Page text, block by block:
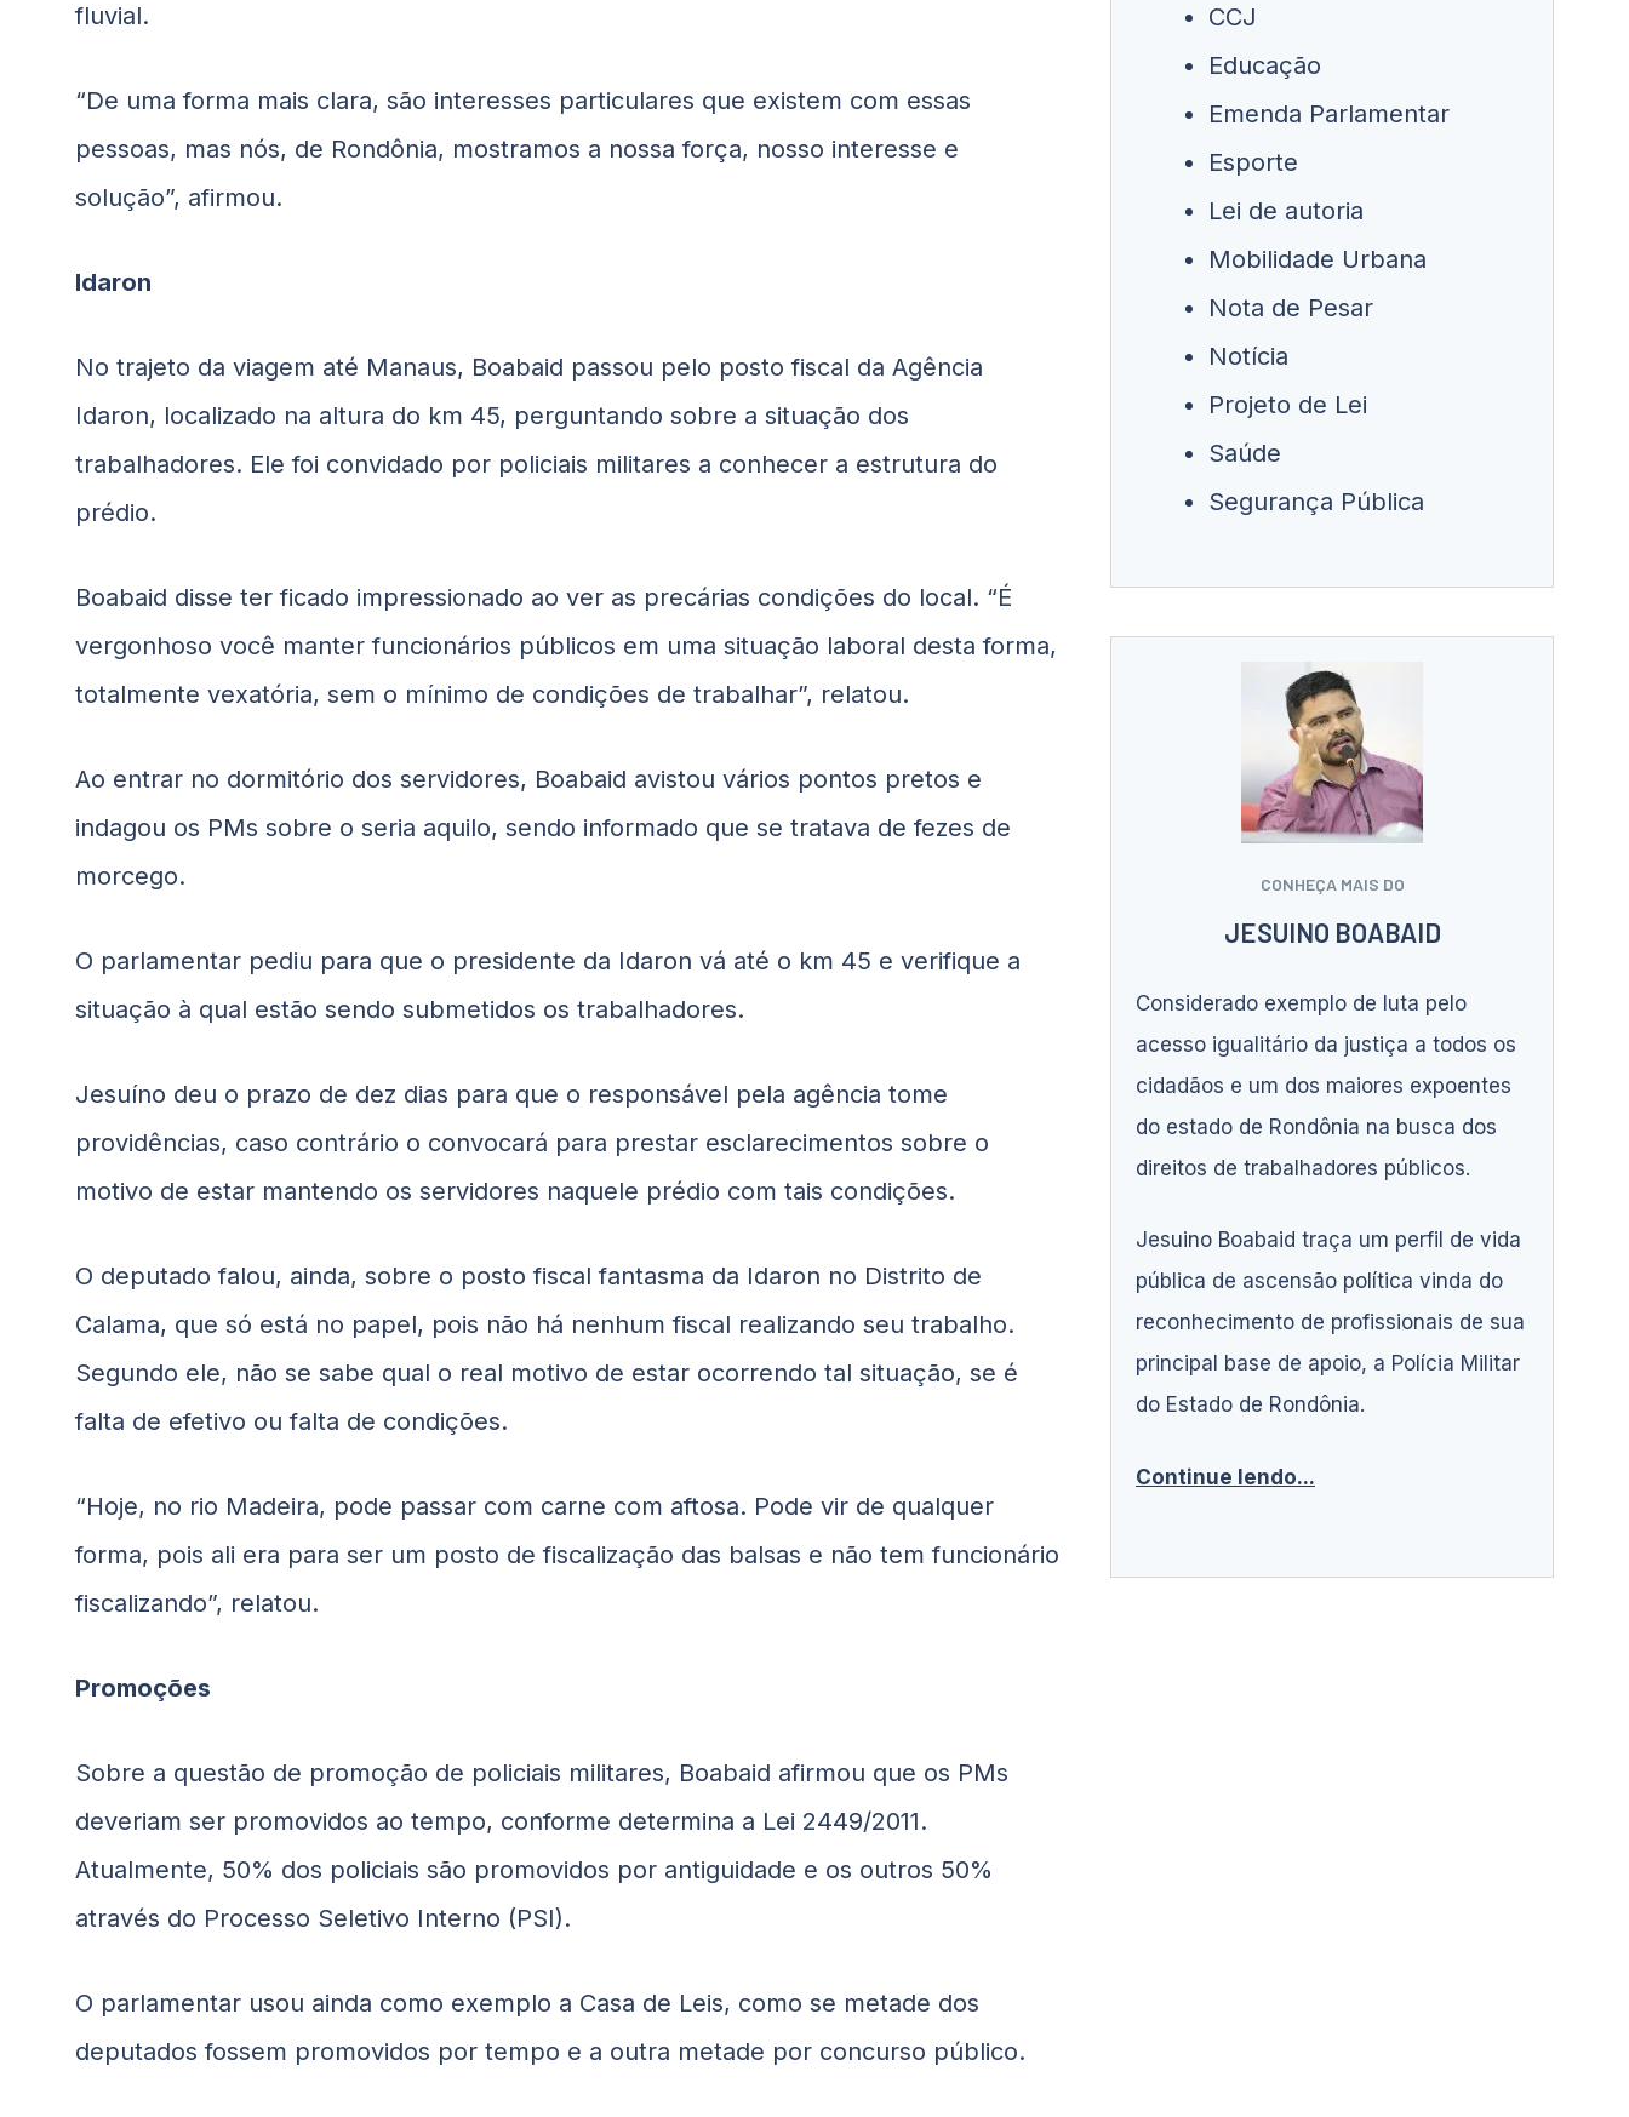
fluvial.
“De uma forma mais clara, são interesses particulares que existem com essas
pessoas, mas nós, de Rondônia, mostramos a nossa força, nosso interesse e
solução”, afirmou.
Idaron
No trajeto da viagem até Manaus, Boabaid passou pelo posto fiscal da Agência
Idaron, localizado na altura do km 45, perguntando sobre a situação dos
trabalhadores. Ele foi convidado por policiais militares a conhecer a estrutura do
prédio.
Boabaid disse ter ficado impressionado ao ver as precárias condições do local. “É
vergonhoso você manter funcionários públicos em uma situação laboral desta forma,
totalmente vexatória, sem o mínimo de condições de trabalhar”, relatou.
Ao entrar no dormitório dos servidores, Boabaid avistou vários pontos pretos e
indagou os PMs sobre o seria aquilo, sendo informado que se tratava de fezes de
morcego.
O parlamentar pediu para que o presidente da Idaron vá até o km 45 e verifique a
situação à qual estão sendo submetidos os trabalhadores.
Jesuíno deu o prazo de dez dias para que o responsável pela agência tome
providências, caso contrário o convocará para prestar esclarecimentos sobre o
motivo de estar mantendo os servidores naquele prédio com tais condições.
O deputado falou, ainda, sobre o posto fiscal fantasma da Idaron no Distrito de
Calama, que só está no papel, pois não há nenhum fiscal realizando seu trabalho.
Segundo ele, não se sabe qual o real motivo de estar ocorrendo tal situação, se é
falta de efetivo ou falta de condições.
“Hoje, no rio Madeira, pode passar com carne com aftosa. Pode vir de qualquer
forma, pois ali era para ser um posto de fiscalização das balsas e não tem funcionário
fiscalizando”, relatou.
Promoções
Sobre a questão de promoção de policiais militares, Boabaid afirmou que os PMs
deveriam ser promovidos ao tempo, conforme determina a Lei 2449/2011.
Atualmente, 50% dos policiais são promovidos por antiguidade e os outros 50%
através do Processo Seletivo Interno (PSI).
O parlamentar usou ainda como exemplo a Casa de Leis, como se metade dos
deputados fossem promovidos por tempo e a outra metade por concurso público.
CCJ
Educação
Emenda Parlamentar
Esporte
Lei de autoria
Mobilidade Urbana
Nota de Pesar
Notícia
Projeto de Lei
Saúde
Segurança Pública
CONHEÇA MAIS DO
JESUINO BOABAID
Considerado exemplo de luta pelo
acesso igualitário da justiça a todos os
cidadãos e um dos maiores expoentes
do estado de Rondônia na busca dos
direitos de trabalhadores públicos.
Jesuino Boabaid traça um perfil de vida
pública de ascensão política vinda do
reconhecimento de profissionais de sua
principal base de apoio, a Polícia Militar
do Estado de Rondônia.
Continue lendo...